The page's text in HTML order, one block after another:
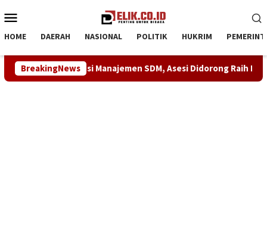
ke
Mobile
HOME DAERAH NASIONAL POLITIK HUKRIM
BreakingNews
Kompetensi Manajemen SDM, Asesi Didorong Raih Predikat